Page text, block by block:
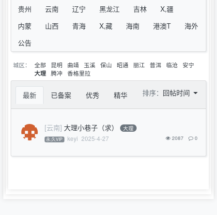
贵州
云南 辽宁 黑龙江 吉林
X,疆
内蒙
山西 青海 X,藏 海南 港澳T
海外
公告
城区： 全部 昆明 曲靖 玉溪 保山 昭通 丽江 普洱 临沧 安宁
大理 腾冲 香格里拉
最新 已备案 优秀 精华 排序： 回帖时间
[云南] 大理小巷子（求） 大理
永,久VIP keyi 2025-4-27 2087 0